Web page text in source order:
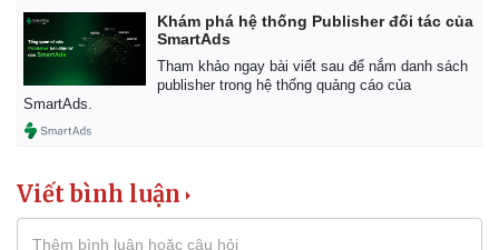
Khám phá hệ thống Publisher đối tác của
SmartAds
Tham khảo ngay bài viết sau để nắm danh sách
publisher trong hệ thống quảng cáo của
SmartAds.
Viết bình luận